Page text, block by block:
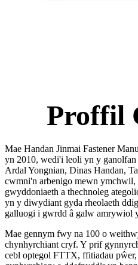
Proffil
Mae Handan Jinmai Fastener
yn 2010, wedi'i leoli yn y
Ardal Yongnian, Dinas Handan,
cwmni'n arbenigo mewn ymchwil,
gwyddoniaeth a thechnoleg
yn y diwydiant gyda rheolaeth
galluogi i gwrdd â galw amrywiol
Mae gennym fwy na 100 o
chynhyrchiant cryf. Y prif
cebl optegol FTTX, ffitiadau